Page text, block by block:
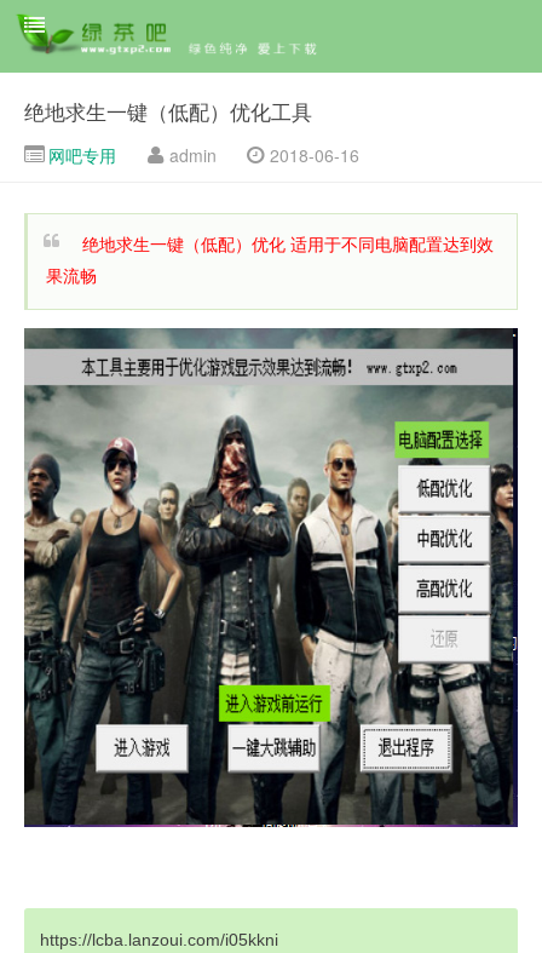
绝地求生一键（低配）优化工具
网吧专用 admin 2018-06-16
绝地求生一键（低配）优化 适用于不同电脑配置达到效
果流畅
https://lcba.lanzoui.com/i05kkni